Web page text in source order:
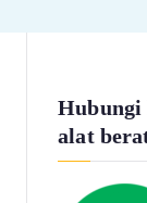
Hubungi
alat